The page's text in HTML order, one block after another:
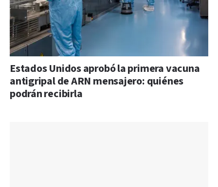
Estados Unidos aprobó la primera vacuna
antigripal de ARN mensajero: quiénes
podrán recibirla